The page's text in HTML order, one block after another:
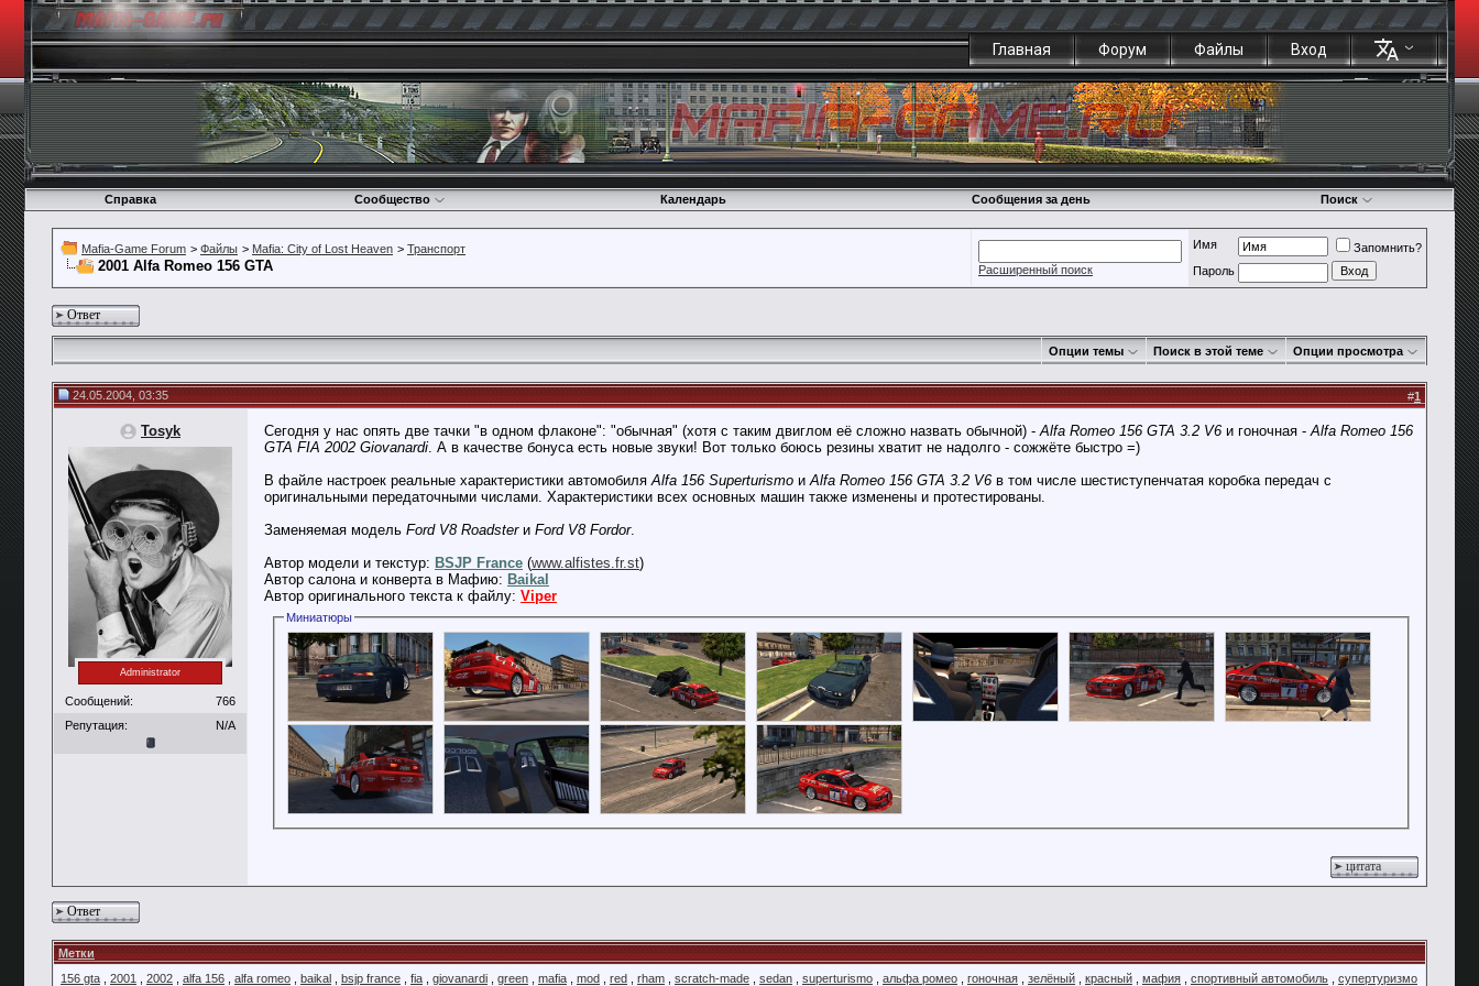
Главная Форум Файлы Вход
Справка Сообщество Календарь Сообщения за день Поиск
Mafia-Game Forum > Файлы > Mafia: City of Lost Heaven > Транспорт
2001 Alfa Romeo 156 GTA Расширенный поиск
Имя
Запомнить?
Пароль
Ответ
Опции темы Поиск в этой теме Опции просмотра
24.05.2004, 03:35 #1
Tosyk
Administrator
Сообщений:
766
Репутация:
N/A
Сегодня у нас опять две тачки "в одном флаконе": "обычная" (хотя с таким двиглом её сложно назвать обычной) -Alfa Romeo 156 GTA 3.2 V6 и гоночная -Alfa Romeo 156
GTA FIA 2002 Giovanardi. А в качестве бонуса есть новые звуки! Вот только боюсь резины хватит не надолго - сожжёте быстро =)
В файле настроек реальные характеристики автомобиляAlfa 156 Superturismo иAlfa Romeo 156 GTA 3.2 V6 в том числе шестиступенчатая коробка передач с
оригинальными передаточными числами. Характеристики всех основных машин также изменены и протестированы.
Заменяемая модель Ford V8 Roadsterи Ford V8 Fordor.
Автор модели и текстур: BSJP France (www.alfistes.fr.st)
Автор салона и конверта в Мафию: Baikal
Автор оригинального текста к файлу: Viper
Миниатюры
цитата
Ответ
Метки
156 gta
2001 2002 alfa 156 alfa romeo baikal bsjp france fia giovanardi green mafia mod red rham scratch-made sedan superturismo альфа ромео гоночная зелёный красный мафия спортивный автомобиль супертуризмо